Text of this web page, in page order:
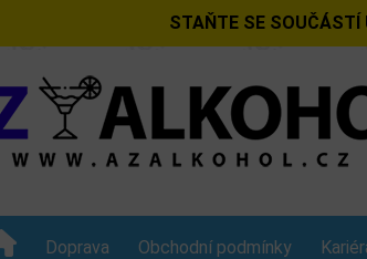
STAŇTE SE
Doprava Obchodní podmínky